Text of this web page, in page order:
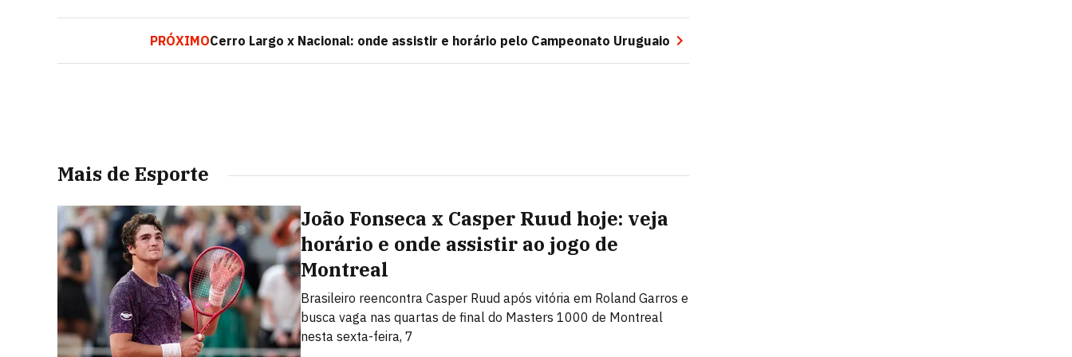
PRÓXIMOCerro Largo x Nacional: onde assistir e horário pelo Campeonato Uruguaio
Mais de Esporte
João Fonseca x Casper Ruud hoje: veja
horário e onde assistir ao jogo de
Montreal
Brasileiro reencontra Casper Ruud após vitória em Roland Garros e
busca vaga nas quartas de final do Masters 1000 de Montreal
nesta sexta-feira, 7